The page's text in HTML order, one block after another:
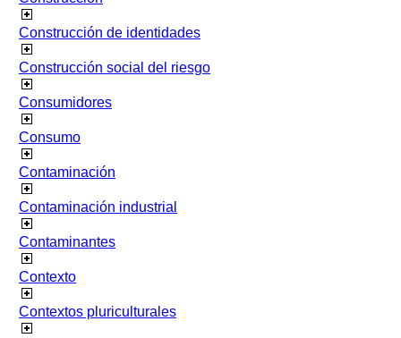
Construcción de identidades
Construcción social del riesgo
Consumidores
Consumo
Contaminación
Contaminación industrial
Contaminantes
Contexto
Contextos pluriculturales